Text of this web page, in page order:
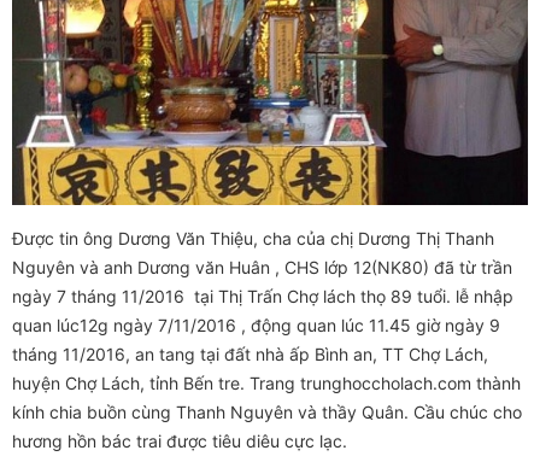
Được tin ông Dương Văn Thiệu, cha của chị Dương Thị Thanh
Nguyên và anh Dương văn Huân , CHS lớp 12(NK80) đã từ trần
ngày 7 tháng 11/2016 tại Thị Trấn Chợ lách thọ 89 tuổi. lễ nhập
quan lúc12g ngày 7/11/2016 , động quan lúc 11.45 giờ ngày 9
tháng 11/2016, an tang tại đất nhà ấp Bình an, TT Chợ Lách,
huyện Chợ Lách, tỉnh Bến tre. Trang trunghoccholach.com thành
kính chia buồn cùng Thanh Nguyên và thầy Quân. Cầu chúc cho
hương hồn bác trai được tiêu diêu cực lạc.